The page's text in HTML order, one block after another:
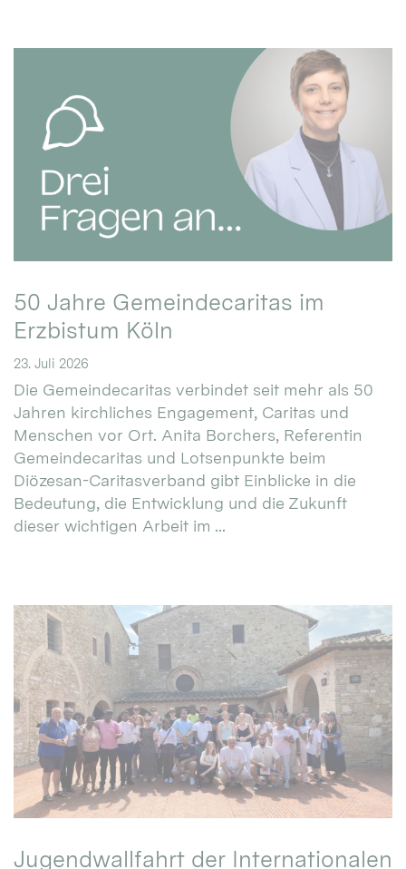
50 Jahre Gemeindecaritas im
Erzbistum Köln
23. Juli 2026
Die Gemeindecaritas verbindet seit mehr als 50
Jahren kirchliches Engagement, Caritas und
Menschen vor Ort. Anita Borchers, Referentin
Gemeindecaritas und Lotsenpunkte beim
Diözesan-Caritasverband gibt Einblicke in die
Bedeutung, die Entwicklung und die Zukunft
dieser wichtigen Arbeit im ...
Jugendwallfahrt der Internationalen